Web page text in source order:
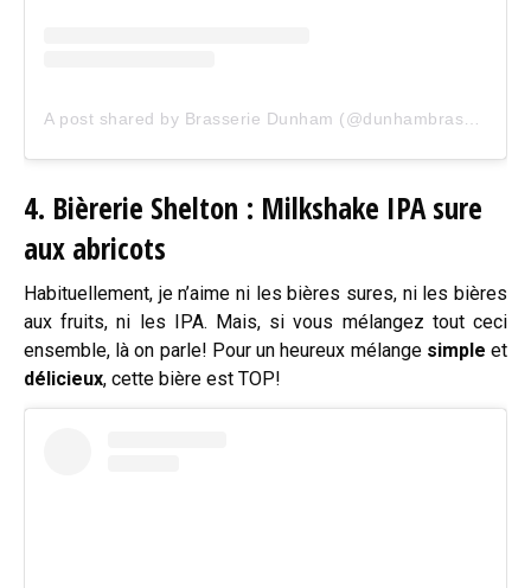
4. Bièrerie Shelton : Milkshake IPA sure
aux abricots
Habituellement, je n’aime ni les bières sures, ni les bières
aux fruits, ni les IPA. Mais, si vous mélangez tout ceci
ensemble, là on parle! Pour un heureux mélangesimple et
délicieux, cette bière est TOP!